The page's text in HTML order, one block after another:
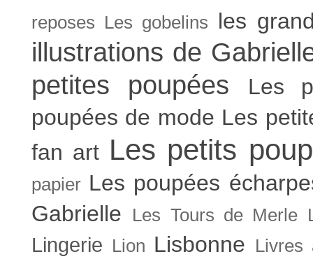
reposes Les gobelins les
illustrations de
petites poupées
Les
poupées de mode Les
fan art Les petits
papier Les poupées
Gabrielle
Les Tours de Merle
Lingerie Lion Lisbonne
Livres